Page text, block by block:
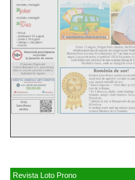
Revista Loto Prono